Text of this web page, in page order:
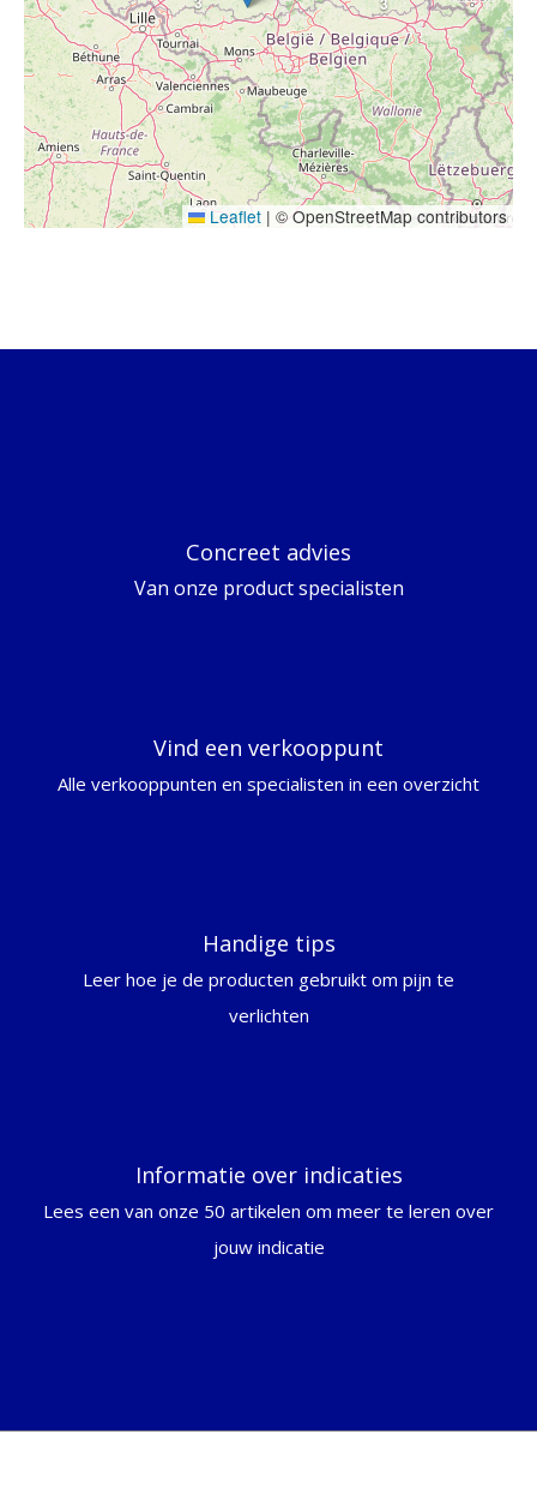
Leaflet | © OpenStreetMap contributors
Concreet advies
Van onze product specialisten
Vind een verkooppunt
Alle verkooppunten en specialisten in een overzicht
Handige tips
Leer hoe je de producten gebruikt om pijn te
verlichten
Informatie over indicaties
Lees een van onze 50 artikelen om meer te leren over
jouw indicatie